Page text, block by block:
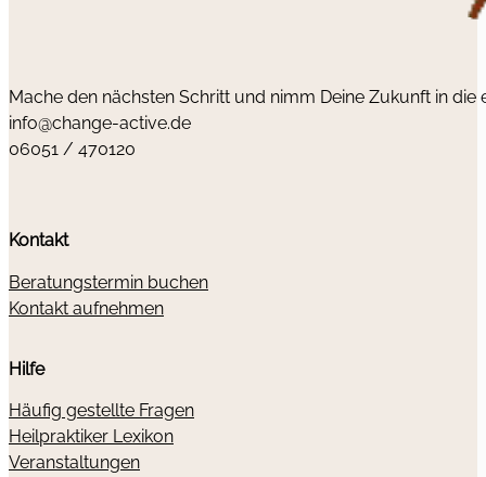
Mache den nächsten Schritt und nimm Deine Zukunft in die
info@change-active.de
06051 / 470120
Kontakt
Beratungstermin buchen
Kontakt aufnehmen
Hilfe
Häufig gestellte Fragen
Heilpraktiker Lexikon
Veranstaltungen